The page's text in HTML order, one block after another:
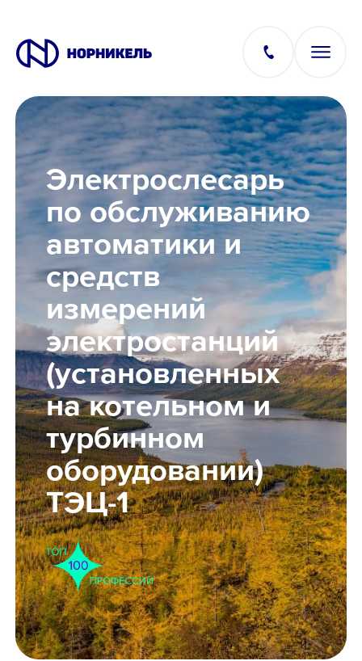
Вакансии
Производство
Офис
IT
Студентам
Школьникам
Локации
8 800 700-19-43
Электрослесарь
по обслуживанию
автоматики и
средств
измерений
электростанций
(установленных
на котельном и
турбинном
оборудовании)
ТЭЦ-1